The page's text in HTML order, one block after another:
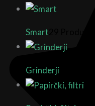
Smart
Grinderji